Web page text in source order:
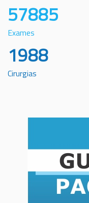
57885
Exames
1988
Cirurgias